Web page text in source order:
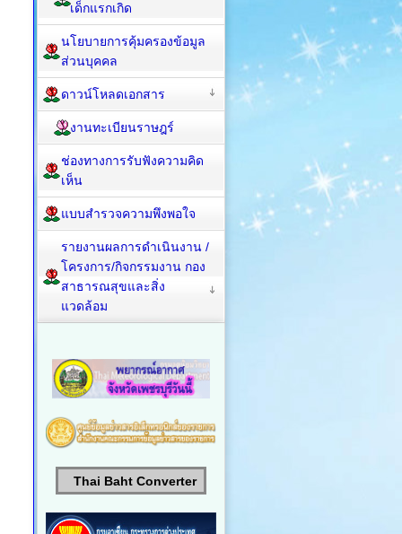
เด็กแรกเกิด
นโยบายการคุ้มครองข้อมูล
ส่วนบุคคล
ดาวน์โหลดเอกสาร
งานทะเบียนราษฎร์
ช่องทางการรับฟังความคิด
เห็น
แบบสำรวจความพึงพอใจ
รายงานผลการดำเนินงาน /
โครงการ/กิจกรรมงาน กอง
สาธารณสุขและสิ่ง
แวดล้อม
Thai Baht Converter